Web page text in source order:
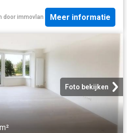
door immovlan Meer informatie
Foto bekijken